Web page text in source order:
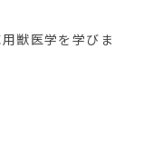
獣医学を学びま